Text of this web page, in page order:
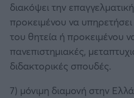
διακόψει την
προκειμένου να
του θητεία ή προκειμένου
πανεπιστημιακές,
διδακτορικές σπουδές.
7) μόνιμη διαμονή στην